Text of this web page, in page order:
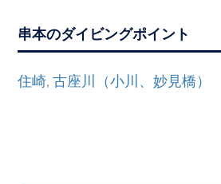
串本のダイビングポイント
住崎,古座川（小川、妙見橋）